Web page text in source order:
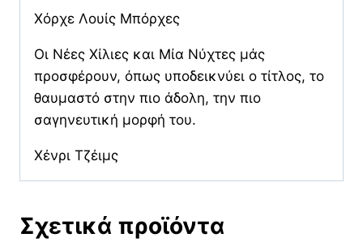
Χόρχε Λουίς Μπόρχες
Οι Νέες Χίλιες και Μία Νύχτες μάς
προσφέρουν, όπως υποδεικνύει ο τίτλος, το
θαυμαστό στην πιο άδολη, την πιο
σαγηνευτική μορφή του.
Χένρι Τζέιμς
Σχετικά προϊόντα